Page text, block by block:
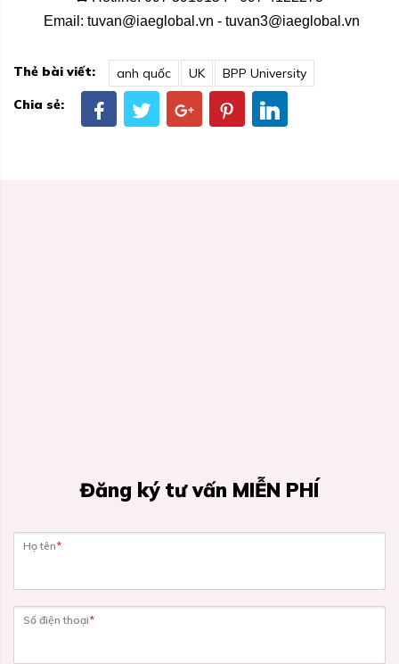
Email: tuvan@iaeglobal.vn - tuvan3@iaeglobal.vn
Thẻ bài viết: anh quốc UK
BPP University
Chia sẻ:
Đăng ký tư vấn MIỄN PHÍ
Họ tên*
Số điện thoại*